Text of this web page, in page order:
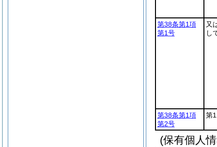
第38条第1項
第1号
又
し
第38条第1項
第2号
第
(保有個人